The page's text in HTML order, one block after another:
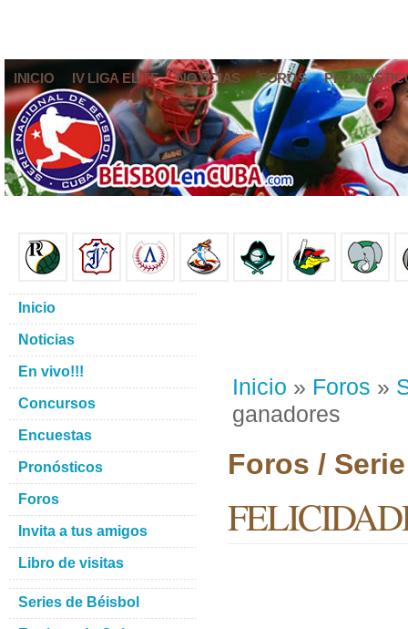
INICIO IV LIGA ELITE NOTICIAS FOROS
Inicio » Foros »
ganadores
Foros /
Inicio
Noticias
En vivo!!!
Concursos
Encuestas
Pronósticos
Foros
Invita a tus amigos
Libro de visitas
Series de Béisbol